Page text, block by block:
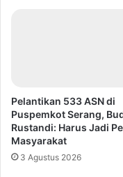
Pelantikan 533 ASN di
Puspemkot Serang,
Rustandi: Harus Jadi
Masyarakat
3 Agustus 2026